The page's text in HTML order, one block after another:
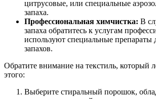
цитрусовые, или специальные
запаха.
Профессиональная химчистка: В
запаха обратитесь к услугам
используют специальные препараты
запахов.
Обратите внимание на текстиль, который
этого:
Выберите стиральный порошок,